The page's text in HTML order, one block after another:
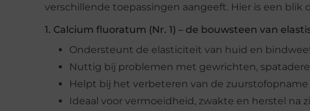
verschillende toepassingen aangeeft. Hier is een
1. Calcium fluoratum (Nr. 1) – de bouwsteen van
Ondersteunt de elasticiteit van huid en
Nuttig bij problemen met gewrichten,
Helpt bij het verbeteren van de
Ideaal voor vermoeidheid, zwakte en herstel na